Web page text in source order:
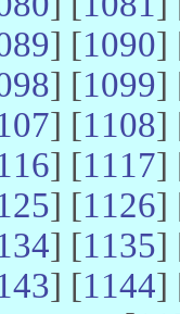
] [1090]
] [1099]
] [1108]
] [1117]
] [1126]
] [1135]
] [1144]